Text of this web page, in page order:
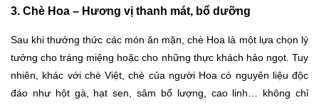
3. Chè Hoa – Hương vị thanh mát, bổ dưỡng
Sau khi thưởng thức các món ăn mặn, chè Hoa là một lựa chọn lý
tưởng cho tráng miệng hoặc cho những thực khách hảo ngọt. Tuy
nhiên, khác với chè Việt, chè của người Hoa có nguyên liệu độc
đáo như hột gà, hạt sen, sâm bổ lượng, cao linh… không chỉ